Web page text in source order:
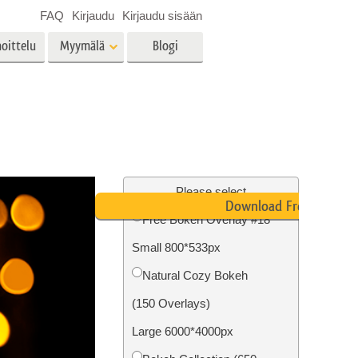
Valokuvan restaurointi
Myymälä
videopeittokuvat
Blogi
FAQ Kirjaudu Kirjaudu sisään
Please select
Free Bokeh Overlay #18
Small 800*533px
Natural Cozy Bokeh
(150 Overlays)
Large 6000*4000px
Download Free